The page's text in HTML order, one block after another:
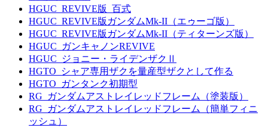
HGUC_REVIVE版_百式
HGUC_REVIVE版ガンダムMk-II（エゥーゴ版）
HGUC_REVIVE版ガンダムMk-II（ティターンズ版）
HGUC_ガンキャノンREVIVE
HGUC_ジョニー・ライデンザクⅡ
HGTO_シャア専用ザクを量産型ザクとして作る
HGTO_ガンタンク初期型
RG_ガンダムアストレイレッドフレーム（塗装版）
RG_ガンダムアストレイレッドフレーム（簡単フィニ
ッシュ）